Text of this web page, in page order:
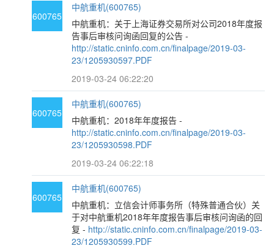
600765
中航重机(600765)
中航重机：关于上海证券交易所对公司2018年度报
告事后审核问询函回复的公告 -
http://static.cninfo.com.cn/finalpage/2019-03-
23/1205930597.PDF
2019-03-24 06:22:20
600765
中航重机(600765)
中航重机：2018年年度报告 -
http://static.cninfo.com.cn/finalpage/2019-03-
23/1205930598.PDF
2019-03-24 06:22:18
600765
中航重机(600765)
中航重机：立信会计师事务所（特殊普通合伙）关
于对中航重机2018年年度报告事后审核问询函的回
复 - http://static.cninfo.com.cn/finalpage/2019-03-
23/1205930599.PDF